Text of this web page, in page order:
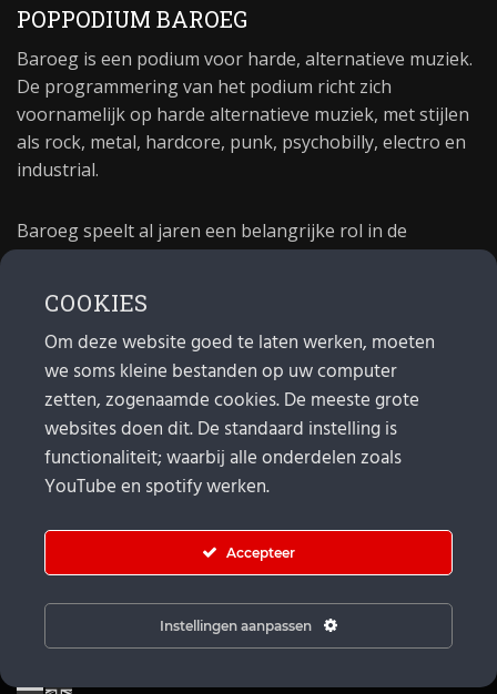
POPPODIUM BAROEG
Baroeg is een podium voor harde, alternatieve muziek.
De programmering van het podium richt zich
voornamelijk op harde alternatieve muziek, met stijlen
als rock, metal, hardcore, punk, psychobilly, electro en
industrial.
Baroeg speelt al jaren een belangrijke rol in de
poppodium 40 jaar.
MAIL
Algemeen: info@baroeg.nl
Bands & boeking: leon@baroeg.nl
Promotie & publiciteit: francis@baroeg.nl
COOKIES
Om deze website goed te laten werken, moeten
we soms kleine bestanden op uw computer
zetten, zogenaamde cookies. De meeste grote
websites doen dit. De standaard instelling is
functionaliteit; waarbij alle onderdelen zoals
YouTube en spotify werken.
Accepteer
Instellingen aanpassen